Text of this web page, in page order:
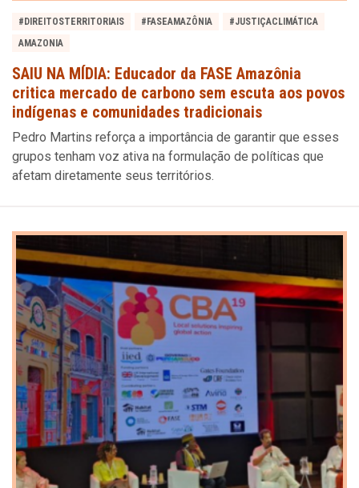
#DIREITOSTERRITORIAIS #FASEAMAZÔNIA
#JUSTIÇACLIMÁTICA
AMAZONIA
SAIU NA MÍDIA: Educador da FASE Amazônia
critica mercado de carbono sem escuta aos povos
indígenas e comunidades tradicionais
Pedro Martins reforça a importância de garantir que esses
grupos tenham voz ativa na formulação de políticas que
afetam diretamente seus territórios.